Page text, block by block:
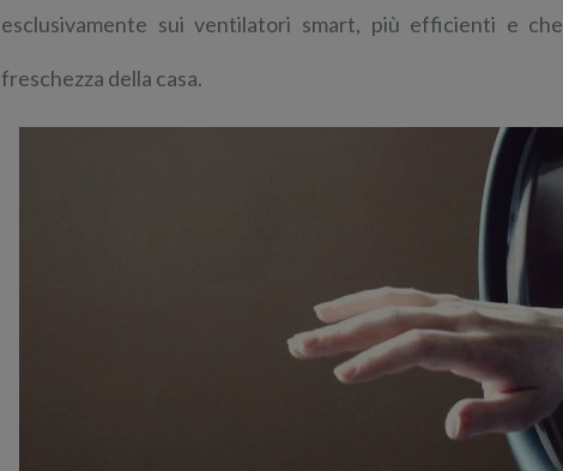
esclusivamente sui ventilatori smart, più efficienti e
freschezza della casa.